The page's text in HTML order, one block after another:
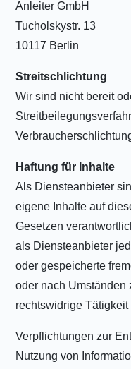
Anleiter GmbH
Tucholskystr. 13
10117 Berlin
Streitschlichtung
Wir sind nicht bereit
Haftung für Inhalte
Als Diensteanbieter
eigene Inhalte auf
Gesetzen
als Diensteanbieter
oder gespeicherte
oder nach Umständen
rechtswidrige
Verpflichtungen zur
Nutzung von